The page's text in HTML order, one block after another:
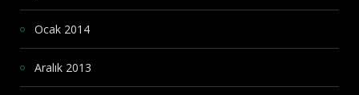
Ocak 2014
Aralık 2013